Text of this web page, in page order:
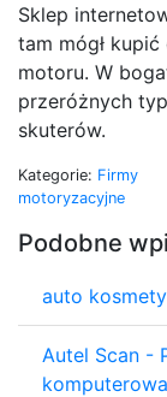
Sklep
tam mógł
motoru. W
przeróżnych
skuterów.
Kategorie: Firmy
motoryzacyjne
Podobne
auto
Autel Scan -
komputerowa